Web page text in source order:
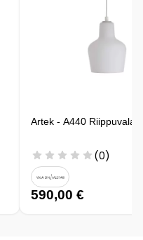
Artek - A440
(0)
590,00 €